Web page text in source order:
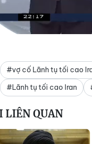
#vợ cố Lãnh tụ tối cao
#Lãnh tụ tối cao Iran
LIÊN QUAN